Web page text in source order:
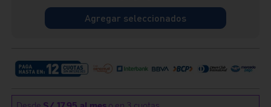
Agregar seleccionados